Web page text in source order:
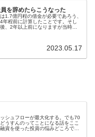
を辞めたらこうなった
1.7億円程の借金が必要であろう、
年程前に計算したことです。そし
、2年以上前になりますが当時の
2023.05.17
シュフローが最大化する。でも70
うすんのってことになる話をここ
資を使った投資の悩みどころで